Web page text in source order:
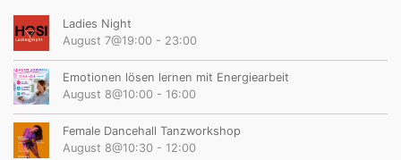
Ladies Night
August 7@19:00 - 23:00
Emotionen lösen lernen mit Energiearbeit
August 8@10:00 - 16:00
Female Dancehall Tanzworkshop
August 8@10:30 - 12:00